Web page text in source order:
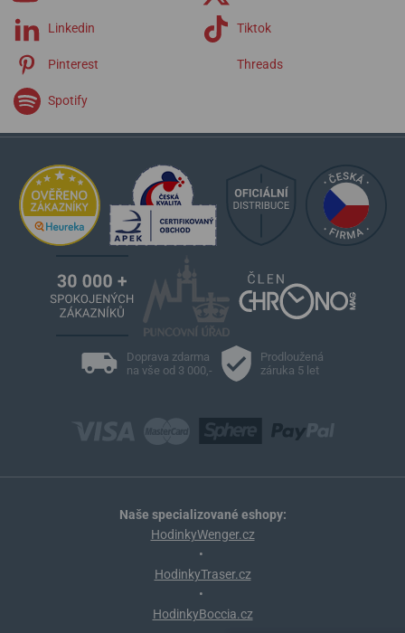
Linkedin Tiktok
Pinterest Threads
Spotify
Doprava zdarma
na vše od 3 000,-
Prodloužená
záruka 5 let
Naše specializované eshopy:
HodinkyWenger.cz
•
HodinkyTraser.cz
•
HodinkyBoccia.cz